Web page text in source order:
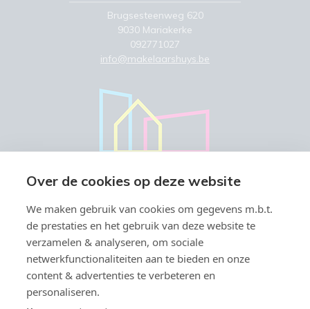
Brugsesteenweg 620
9030 Mariakerke
092771027
info@makelaarshuys.be
Vastgoedmakelaar-bemiddelaar BIV België BIV 504.945 & 508.847 -
Over de cookies op deze website
We maken gebruik van cookies om gegevens m.b.t.
de prestaties en het gebruik van deze website te
verzamelen & analyseren, om sociale
netwerkfunctionaliteiten aan te bieden en onze
content & advertenties te verbeteren en
personaliseren.